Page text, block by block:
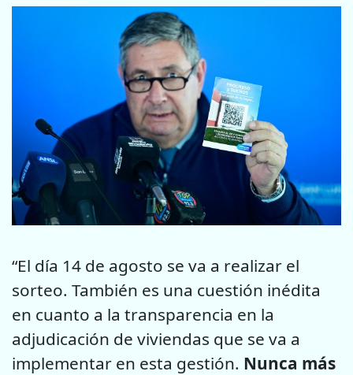
“El día 14 de agosto se va a realizar el
sorteo. También es una cuestión inédita
en cuanto a la transparencia en la
adjudicación de viviendas que se va a
implementar en esta gestión. Nunca más